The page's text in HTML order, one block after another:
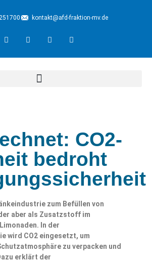
kontakt@afd-fraktion-mv.de
CO2-
bedroht
zum Befüllen von
aber als Zusatzstoff im
In der
wird CO2 eingesetzt, um
zu verpacken und
erklärt der